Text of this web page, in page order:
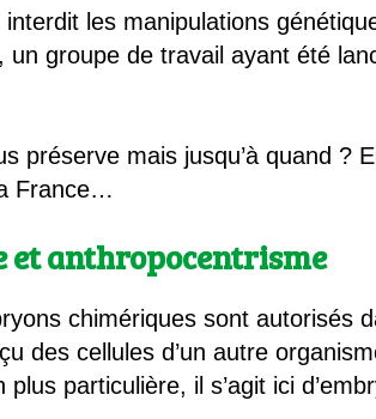
les manipulations
un groupe de travail ayant été
préserve mais jusqu’à quand ?
France…
et anthropocentrisme
chimériques sont autorisés
des cellules d’un autre
particulière, il s’agit ici